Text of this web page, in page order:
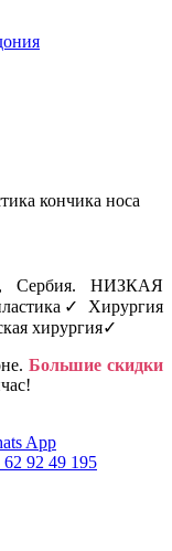
Сербия. НИЗКАЯ
Хирургия
хирургия✓
Большие скидки
App
62 92 49 195